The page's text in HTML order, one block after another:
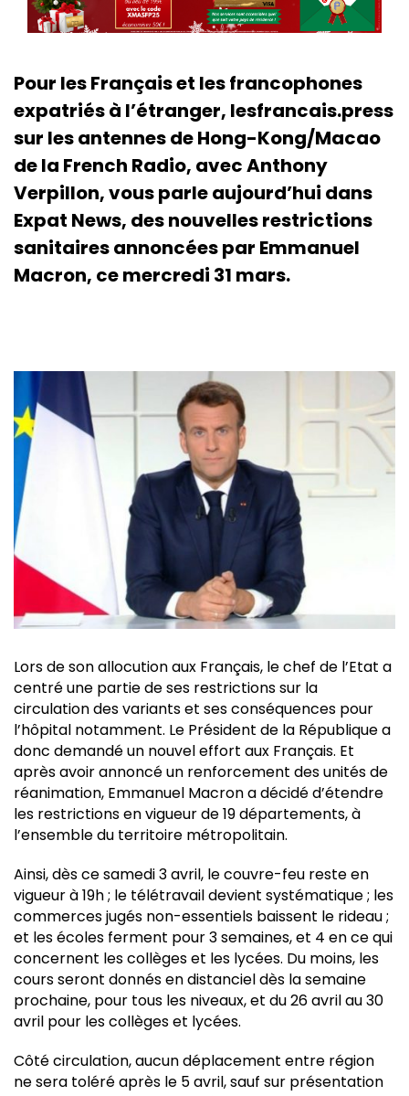
Pour les Français et les francophones
expatriés à l’étranger, lesfrancais.press
sur les antennes de Hong-Kong/Macao
de la French Radio, avec Anthony
Verpillon, vous parle aujourd’hui dans
Expat News, des nouvelles restrictions
sanitaires annoncées par Emmanuel
Macron, ce mercredi 31 mars.
Lors de son allocution aux Français, le chef de l’Etat a
centré une partie de ses restrictions sur la
circulation des variants et ses conséquences pour
l’hôpital notamment. Le Président de la République a
donc demandé un nouvel effort aux Français. Et
après avoir annoncé un renforcement des unités de
réanimation, Emmanuel Macron a décidé d’étendre
les restrictions en vigueur de 19 départements, à
l’ensemble du territoire métropolitain.
Ainsi, dès ce samedi 3 avril, le couvre-feu reste en
vigueur à 19h ; le télétravail devient systématique ; les
commerces jugés non-essentiels baissent le rideau ;
et les écoles ferment pour 3 semaines, et 4 en ce qui
concernent les collèges et les lycées. Du moins, les
cours seront donnés en distanciel dès la semaine
prochaine, pour tous les niveaux, et du 26 avril au 30
avril pour les collèges et lycées.
Côté circulation, aucun déplacement entre région
ne sera toléré après le 5 avril, sauf sur présentation